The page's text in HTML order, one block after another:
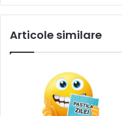
Articole similare